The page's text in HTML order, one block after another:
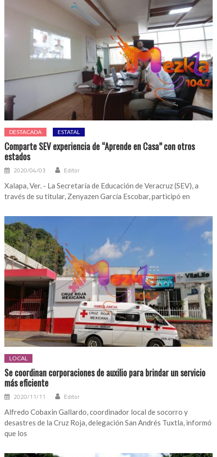
DESTACADA ESTATAL
Comparte SEV experiencia de “Aprende en Casa” con otros
estados
2020/04/03 Editor
Xalapa, Ver. - La Secretaría de Educación de Veracruz (SEV), a
través de su titular, Zenyazen García Escobar, participó en
LOCAL
Se coordinan corporaciones de auxilio para brindar un servicio
más eficiente
2020/11/11 Editor
Alfredo Cobaxin Gallardo, coordinador local de socorro y
desastres de la Cruz Roja, delegación San Andrés Tuxtla, informó
que los